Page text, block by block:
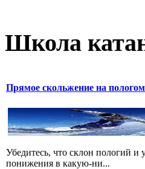
Школа
Прямое скольжение на пологом
Убедитесь, что склон пологий
понижения в какую-ни...